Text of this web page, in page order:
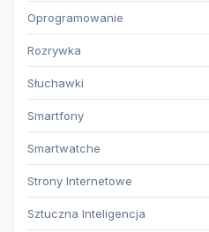
Oprogramowanie
Rozrywka
Słuchawki
Smartfony
Smartwatche
Strony Internetowe
Sztuczna Inteligencja